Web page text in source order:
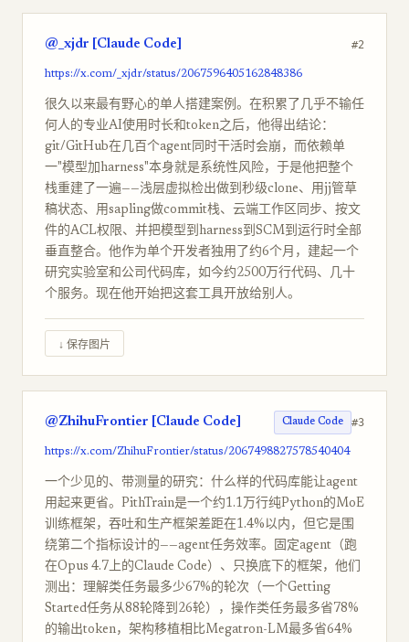
@_xjdr [Claude Code] #2
https://x.com/_xjdr/status/2067596405162848386
很久以来最有野心的单人搭建案例。在积累了几乎不输任
何人的专业AI使用时长和token之后，他得出结论：
git/GitHub在几百个agent同时干活时会崩，而依赖单
一"模型加harness"本身就是系统性风险，于是他把整个
栈重建了一遍——浅层虚拟检出做到秒级clone、用jj管草
稿状态、用sapling做commit栈、云端工作区同步、按文
件的ACL权限、并把模型到harness到SCM到运行时全部
垂直整合。他作为单个开发者独用了约6个月，建起一个
研究实验室和公司代码库，如今约2500万行代码、几十
个服务。现在他开始把这套工具开放给别人。
↓ 保存图片
@ZhihuFrontier [Claude Code] Claude Code #3
https://x.com/ZhihuFrontier/status/2067498827578540404
一个少见的、带测量的研究：什么样的代码库能让agent
用起来更省。PithTrain是一个约1.1万行纯Python的MoE
训练框架，吞吐和生产框架差距在1.4%以内，但它是围
绕第二个指标设计的——agent任务效率。固定agent（跑
在Opus 4.7上的Claude Code）、只换底下的框架，他们
测出：理解类任务最多少67%的轮次（一个Getting
Started任务从88轮降到26轮），操作类任务最多省78%
的输出token，架构移植相比Megatron-LM最多省64%